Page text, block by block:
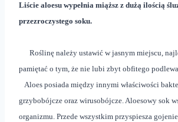
Liście aloesu wypełnia miąższ z dużą ilością
przezroczystego soku.
Roślinę należy ustawić w jasnym miejscu,
pamiętać o tym, że nie lubi zbyt obfitego
Aloes posiada między innymi właściwości
grzybobójcze oraz wirusobójcze. Aloesowy sok
organizmu. Przede wszystkim przyspiesza